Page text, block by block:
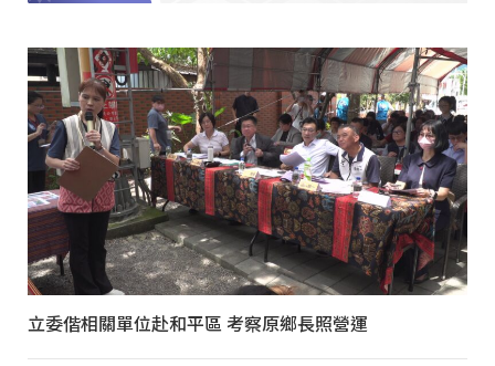
立委偕相關單位赴和平區 考察原鄉長照營運